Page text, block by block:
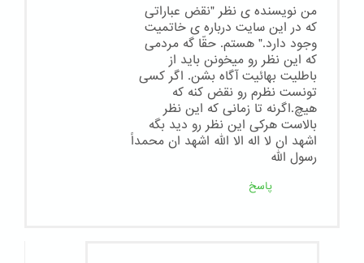
من نویسنده ی نظر "نقض عباراتی
که در این سایت درباره ی خاتمیت
وجود دارد." هستم. حقّا گه مردمی
که این نظر رو میخونن باید از
باطلیت بهائیت آگاه بشن. اگر کسی
تونست نظرم رو نقض کنه که
هیچ.اگرنه تا زمانی که این نظر
بالاست هرکی این نظر رو دید بگه
اشهد ان لا اله الا الله اشهد ان محمداً
رسول الله
پاسخ